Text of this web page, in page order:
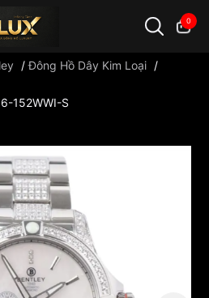
0
đồng hồ Orient
/Đông Hồ Dây Kim Loại /
152WWI-S